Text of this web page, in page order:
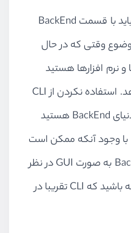
بیشتر برنامه‌نویسان معمولا باید با قسمت BackEnd
وقتی که در حال
نرم افزارها هستید
بیشتر خودش را نشان می‌دهد. استفاده نکردن از CLI
در حالتی که مجبور به کار با دنیای BackEnd هستید
با وجود آنکه ممکن است
المان‌هایی را برای کار با BackEnd به صورت GUI در نظر
گرفته‌اند اما باید در نظر داشته باشید که CLI تقریبا در